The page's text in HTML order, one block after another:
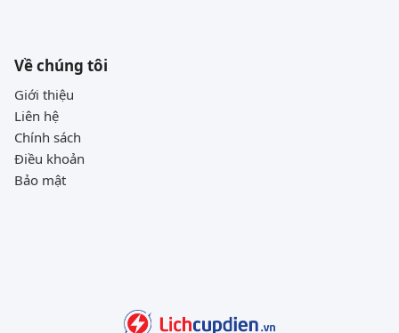
Về chúng tôi
Giới thiệu
Liên hệ
Chính sách
Điều khoản
Bảo mật